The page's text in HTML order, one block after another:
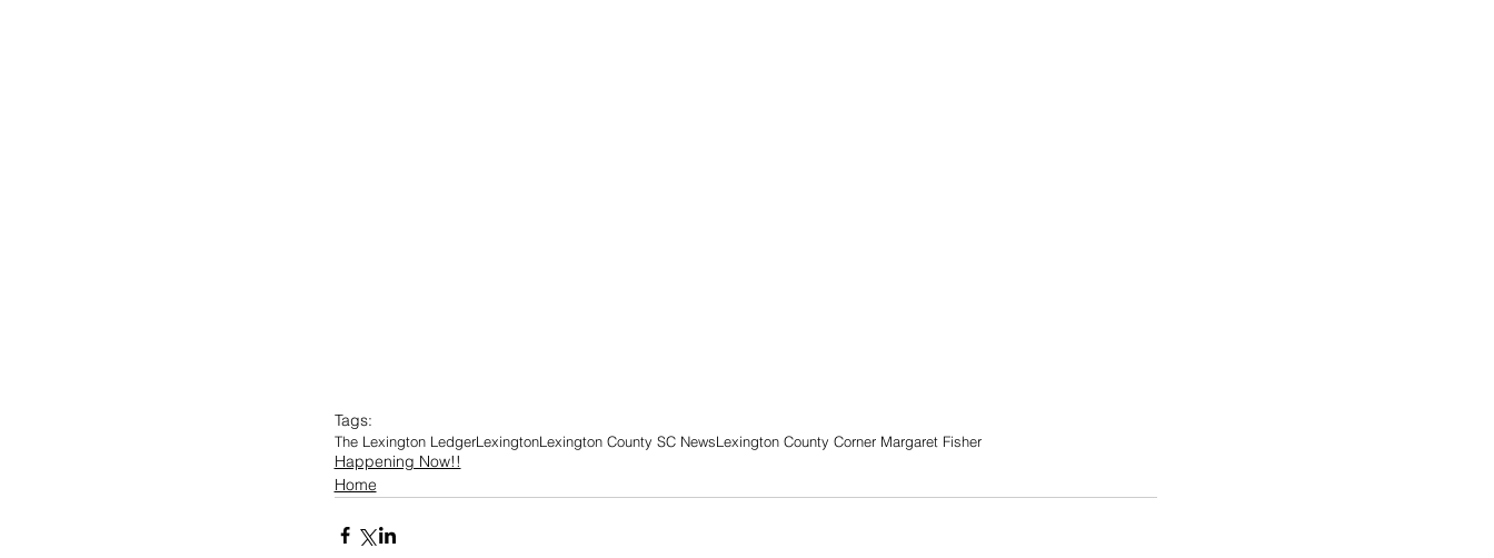
Tags:
The Lexington LedgerLexingtonLexington County SC NewsLexington County Corner Margaret Fisher
Happening Now!!
Home